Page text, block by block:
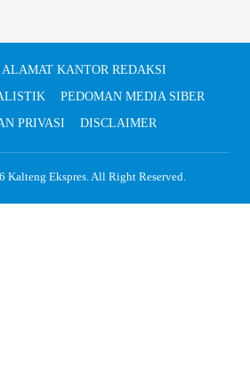
ALAMAT KANTOR REDAKSI
PEDOMAN MEDIA SIBER
PRIVASI
DISCLAIMER
Kalteng Ekspres. All Right Reserved.